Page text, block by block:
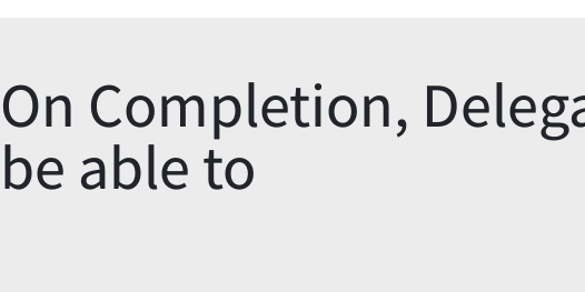
On Completion,
be able to